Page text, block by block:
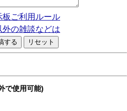
板ご利用ルール
外の雑談などは
で使用可能)